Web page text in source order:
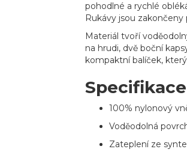
pohodlné a rychlé
Rukávy jsou
Materiál tvoří
na hrudi, dvě boční
kompaktní balíček,
Specifikace
100% nylonový
Voděodolná
Zateplení ze